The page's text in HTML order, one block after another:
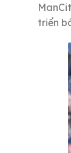
triển